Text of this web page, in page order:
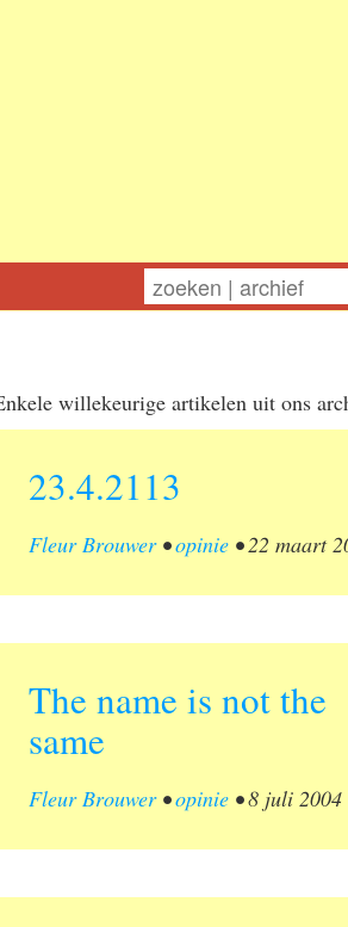
willekeurige artikelen uit ons
23.4.2113
Fleur Brouwer•opinie •22 maart
The name is not the
same
Fleur Brouwer•opinie •8 juli 2004